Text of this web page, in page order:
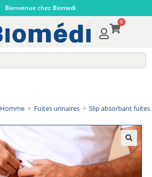
Bienvenue chez Biomedi
0
Homme > Fuites urinaires > Slip absorbant fuites